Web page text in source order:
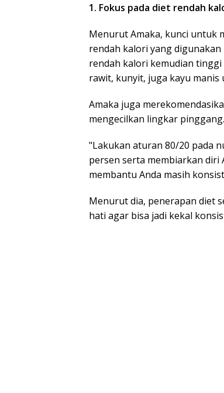
1. Fokus pada diet rendah
Menurut Amaka, kunci untuk
rendah kalori yang
rendah kalori kemudian
rawit, kunyit, juga kayu
Amaka juga
mengecilkan lingkar pinggang.
"Lakukan aturan 80/20 pada
persen serta membiarkan diri
membantu Anda masih
Menurut dia, penerapan diet
hati agar bisa jadi kekal